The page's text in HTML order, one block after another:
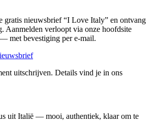
gratis nieuwsbrief “I Love Italy” en ontvang
Aanmelden verloopt via onze hoofdsite
met bevestiging per e-mail.
uitschrijven. Details vind je in ons
uit Italië — mooi, authentiek, klaar om te